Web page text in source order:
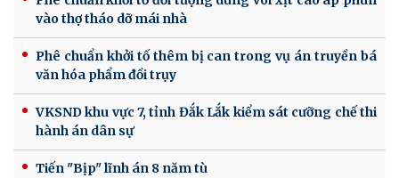
vào thợ tháo dỡ mái nhà
Phê chuẩn khởi tố thêm bị can trong vụ án truyền bá
văn hóa phẩm đồi trụy
VKSND khu vực 7, tỉnh Đắk Lắk kiểm sát cưỡng chế thi
hành án dân sự
Tiến "Bịp" lĩnh án 8 năm tù